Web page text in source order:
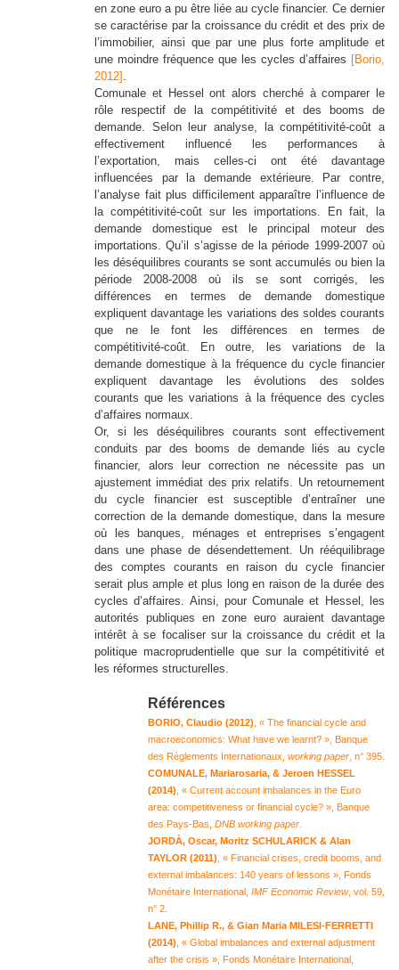
en zone euro a pu être liée au cycle financier. Ce dernier
se caractérise par la croissance du crédit et des prix de
l’immobilier, ainsi que par une plus forte amplitude et
une moindre fréquence que les cycles d’affaires [Borio,
2012] .
Comunale et Hessel ont alors cherché à comparer le
rôle respectif de la compétitivité et des booms de
demande. Selon leur analyse, la compétitivité-coût a
effectivement influencé les performances à
l’exportation, mais celles-ci ont été davantage
influencées par la demande extérieure. Par contre,
l’analyse fait plus difficilement apparaître l’influence de
la compétitivité-coût sur les importations. En fait, la
demande domestique est le principal moteur des
importations. Qu’il s’agisse de la période 1999-2007 où
les déséquilibres courants se sont accumulés ou bien la
période 2008-2008 où ils se sont corrigés, les
différences en termes de demande domestique
expliquent davantage les variations des soldes courants
que ne le font les différences en termes de
compétitivité-coût. En outre, les variations de la
demande domestique à la fréquence du cycle financier
expliquent davantage les évolutions des soldes
courants que les variations à la fréquence des cycles
d’affaires normaux.
Or, si les déséquilibres courants sont effectivement
conduits par des booms de demande liés au cycle
financier, alors leur correction ne nécessite pas un
ajustement immédiat des prix relatifs. Un retournement
du cycle financier est susceptible d’entraîner une
correction de la demande domestique, dans la mesure
où les banques, ménages et entreprises s’engagent
dans une phase de désendettement. Un rééquilibrage
des comptes courants en raison du cycle financier
serait plus ample et plus long en raison de la durée des
cycles d’affaires. Ainsi, pour Comunale et Hessel, les
autorités publiques en zone euro auraient davantage
intérêt à se focaliser sur la croissance du crédit et la
politique macroprudentielle que sur la compétitivité et
les réformes structurelles.
Références
BORIO, Claudio (2012) , « The financial cycle and
macroeconomics: What have we learnt? », Banque
des Règlements Internationaux, working paper , n° 395.
COMUNALE, Mariarosaria, & Jeroen HESSEL
(2014) , « Current account imbalances in the Euro
area: competitiveness or financial cycle? », Banque
des Pays-Bas, DNB working paper
JORDÀ, Oscar, Moritz SCHULARICK & Alan
TAYLOR (2011) , « Financial crises, credit booms, and
external imbalances: 140 years of lessons », Fonds
Monétaire International, IMF Economic Review, vol. 59,
n° 2.
LANE, Phillip R., & Gian Maria MILESI-FERRETTI
(2014) , « Global imbalances and external adjustment
after the crisis », Fonds Monétaire International,